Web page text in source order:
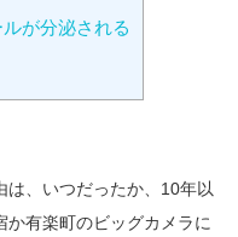
が分泌される
は、いつだったか、10年以
か有楽町のビッグカメラに